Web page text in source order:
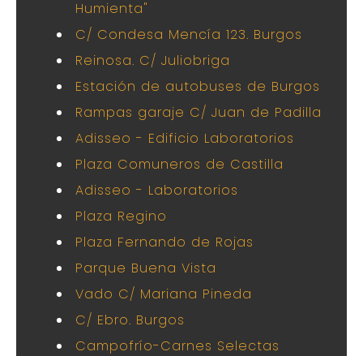
Humienta"
C/ Condesa Mencía 123. Burgos
Reinosa. C/ Juliobriga
Estación de autobuses de Burgos
Rampas garaje C/ Juan de Padilla
Adisseo - Edificio Laboratorios
Plaza Comuneros de Castilla
Adisseo - Laboratorios
Plaza Regino
Plaza Fernando de Rojas
Parque Buena Vista
Vado C/ Mariana Pineda
C/ Ebro. Burgos
Campofrío-Carnes Selectas